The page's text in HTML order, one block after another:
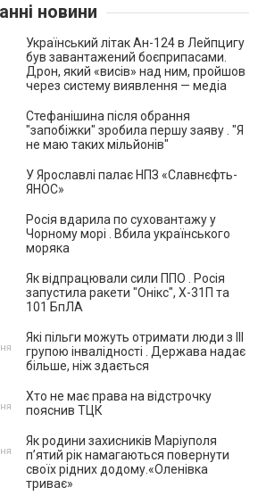
новини
Український літак Ан-124 в Лейпцигу
був завантажений боєприпасами.
Дрон, який «висів» над ним, пройшов
через систему виявлення — медіа
Стефанішина після обрання
"запобіжки" зробила першу заяву . "Я
не маю таких мільйонів"
У Ярославлі палає НПЗ «Славнєфть-
ЯНОС»
Росія вдарила по суховантажу у
Чорному морі . Вбила українського
моряка
Як відпрацювали сили ППО . Росія
запустила ракети "Онікс", Х-31П та
101 БпЛА
Які пільги можуть отримати люди з III
групою інвалідності . Держава надає
більше, ніж здається
Хто не має права на відстрочку
пояснив ТЦК
Як родини захисників Маріуполя
пʼятий рік намагаються повернути
своїх рідних додому.«Оленівка
триває»